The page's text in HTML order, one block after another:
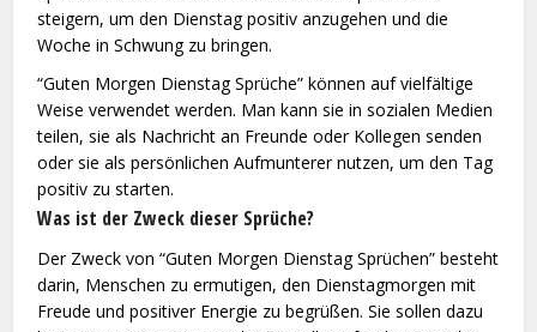
steigern, um den Dienstag positiv anzugehen und die
Woche in Schwung zu bringen.
“Guten Morgen Dienstag Sprüche” können auf vielfältige
Weise verwendet werden. Man kann sie in sozialen Medien
teilen, sie als Nachricht an Freunde oder Kollegen senden
oder sie als persönlichen Aufmunterer nutzen, um den Tag
positiv zu starten.
Was ist der Zweck dieser Sprüche?
Der Zweck von “Guten Morgen Dienstag Sprüchen” besteht
darin, Menschen zu ermutigen, den Dienstagmorgen mit
Freude und positiver Energie zu begrüßen. Sie sollen dazu